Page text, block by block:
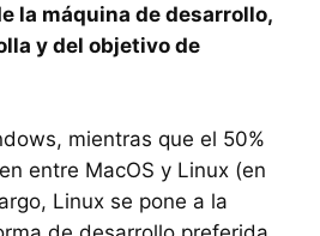
la máquina de desarrollo,
y del objetivo de
mientras que el 50%
entre MacOS y Linux (en
Linux se pone a la